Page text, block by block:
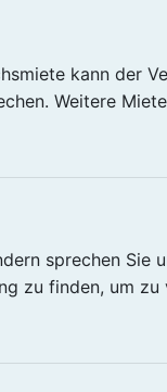
kann der
Weitere
sprechen Sie
zu finden, um zu